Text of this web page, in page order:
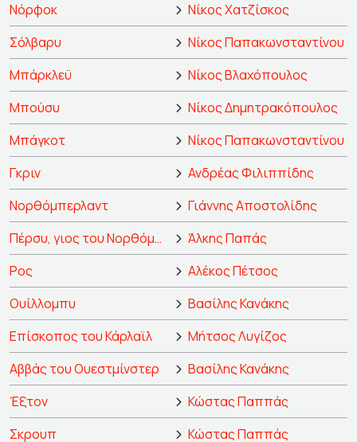
Νόρφοκ
Νίκος Χατζίσκος
Σόλβαρυ
Νίκος Παπακωνσταντίνου
Μπάρκλεϋ
Νίκος Βλαχόπουλος
Μπούσυ
Νίκος Δημητρακόπουλος
Μπάγκοτ
Νίκος Παπακωνσταντίνου
Γκριν
Ανδρέας Φιλιππίδης
Νορθόμπερλαντ
Γιάννης Αποστολίδης
Πέρσυ, γιος του Νορθόμπερλαντ
Άλκης Παπάς
Ρος
Αλέκος Πέτσος
Ουίλλομπυ
Βασίλης Κανάκης
Επίσκοπος του Κάρλαϊλ
Μήτσος Λυγίζος
Αββάς του Ουεστμίνστερ
Βασίλης Κανάκης
Έξτον
Κώστας Παππάς
Σκρουπ
Κώστας Παππάς